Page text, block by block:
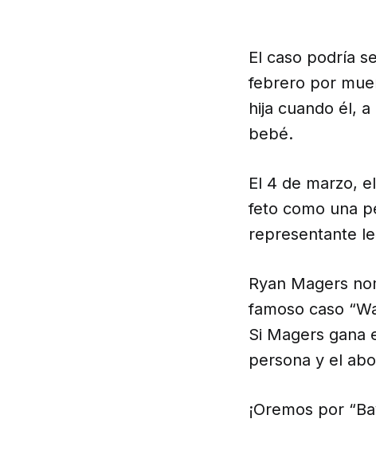
El caso podría
febrero por
hija cuando él,
bebé.
El 4 de marzo,
feto como una
representante
Ryan Magers
famoso caso
Si Magers gana
persona y el
¡Oremos por